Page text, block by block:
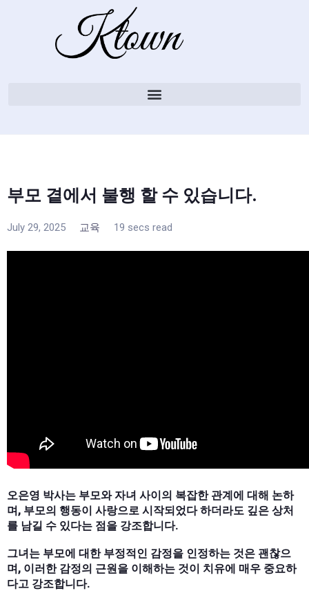
부모 곁에서 불행 할 수 있습니다.
July 29, 2025 교육 19 secs read
오은영 박사는 부모와 자녀 사이의 복잡한 관계에 대해 논하
며, 부모의 행동이 사랑으로 시작되었다 하더라도 깊은 상처
를 남길 수 있다는 점을 강조합니다.
그녀는 부모에 대한 부정적인 감정을 인정하는 것은 괜찮으
며, 이러한 감정의 근원을 이해하는 것이 치유에 매우 중요하
다고 강조합니다.